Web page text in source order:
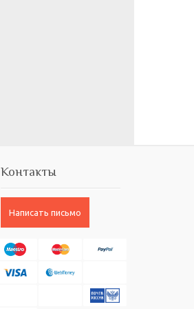
Контакты
Написать письмо